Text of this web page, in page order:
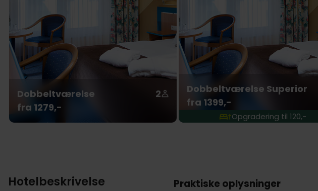
Dobbeltværelse
2
fra 1279,-
Dobbeltværelse Superior
fra 1399,-
Opgradering til 120,-
Hotelbeskrivelse Praktiske oplysninger